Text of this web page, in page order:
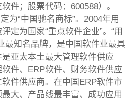
件；股票代码：600588）。
为“中国驰名商标”。2004年用
定为国家“重点软件企业”。“用
最知名品牌，是中国软件业最具
亚太本土最大管理软件供应
件、ERP软件、财务软件供应
件供应商。在中国ERP软件市
大、产品线最丰富、成功应用